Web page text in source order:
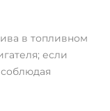
в топливном
если